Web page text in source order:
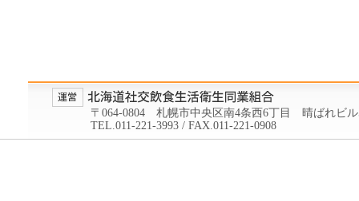
〒064-0804 札幌市中央区南4条西6丁目 晴ばれビ
TEL.011-221-3993 / FAX.011-221-0908